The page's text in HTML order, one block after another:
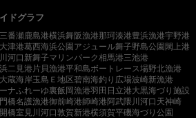
ドグラフ
三番瀬鹿島港横浜舞阪漁港那珂湊港豊浜漁港宇野港
大津港葛西海浜公園 アジュール舞子野島公園 閖上港
河口 新舞子マリンパーク相馬港三池港
二見港 片貝漁港平和島ボートレース場野北漁港
大蔵海岸玉島Ｅ地区碧南海釣り広場波崎新漁港
ナふれーゆ裏飯岡漁港羽田 日立港大黒海づり施設
橋名護漁港御前崎港師崎港 阿武隈川河口 天神崎
橋室見川河口敦賀新港横須賀平磯海づり公園